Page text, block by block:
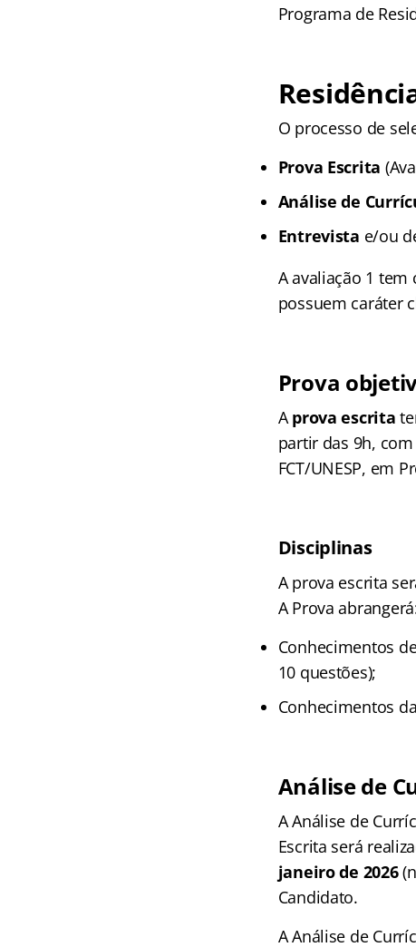
Programa de
O processo de
Prova Escrita
Análise de
Entrevista e/ou
A avaliação 1
possuem caráter
Prova
Aprova escrita
partir das 9h,
FCT/UNESP, em
Disciplinas
A prova escrita
A Prova
Conhecimentos
10 questões);
Conhecimentos
Análise de
A Análise de
Escrita será
janeiro de 2026
Candidato.
A Análise de